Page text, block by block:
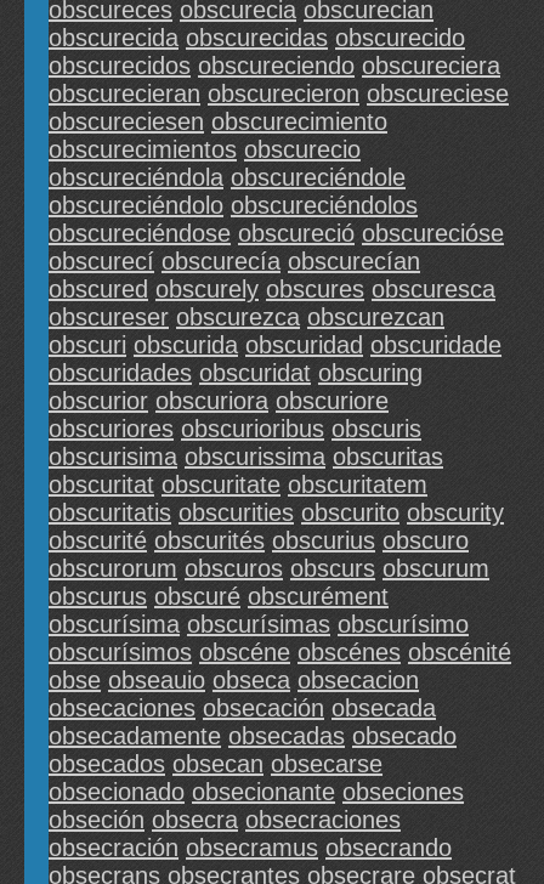
obscureces obscurecia obscurecian
obscurecida obscurecidas obscurecido
obscurecidos obscureciendo obscureciera
obscurecieran obscurecieron obscureciese
obscureciesen obscurecimiento
obscurecimientos obscurecio
obscureciéndola obscureciéndole
obscureciéndolo obscureciéndolos
obscureciéndose obscureció obscurecióse
obscurecí obscurecía obscurecían
obscured obscurely obscures obscuresca
obscureser obscurezca obscurezcan
obscuri obscurida obscuridad obscuridade
obscuridades obscuridat obscuring
obscurior obscuriora obscuriore
obscuriores obscurioribus obscuris
obscurisima obscurissima obscuritas
obscuritat obscuritate obscuritatem
obscuritatis obscurities obscurito obscurity
obscurité obscurités obscurius obscuro
obscurorum obscuros obscurs obscurum
obscurus obscuré obscurément
obscurísima obscurísimas obscurísimo
obscurísimos obscéne obscénes obscénité
obse obseauio obseca obsecacion
obsecaciones obsecación obsecada
obsecadamente obsecadas obsecado
obsecados obsecan obsecarse
obsecionado obsecionante obseciones
obseción obsecra obsecraciones
obsecración obsecramus obsecrando
obsecrans obsecrantes obsecrare obsecrat